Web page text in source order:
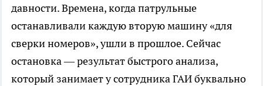
давности. Времена, когда патрульные
останавливали каждую вторую машину «для
сверки номеров», ушли в прошлое. Сейчас
остановка — результат быстрого анализа,
который занимает у сотрудника ГАИ буквально